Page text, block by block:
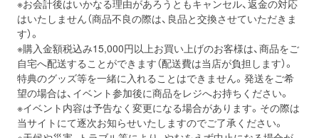
※お会計後はいかなる理由があろうともキャンセル、返金の対応
はいたしません（商品不良の際は、良品と交換させていただきま
す）。
※購入金額税込み15,000円以上お買い上げのお客様は、商品をご
自宅へ配送することができます（配送費は当店が負担します）。
特典のグッズ等を一緒に入れることはできません。発送をご希
望の場合は、イベント参加後に商品をレジへお持ちください。
※イベント内容は予告なく変更になる場合があります。その際は
当サイトにて逐次お知らせいたしますのでご了承ください。